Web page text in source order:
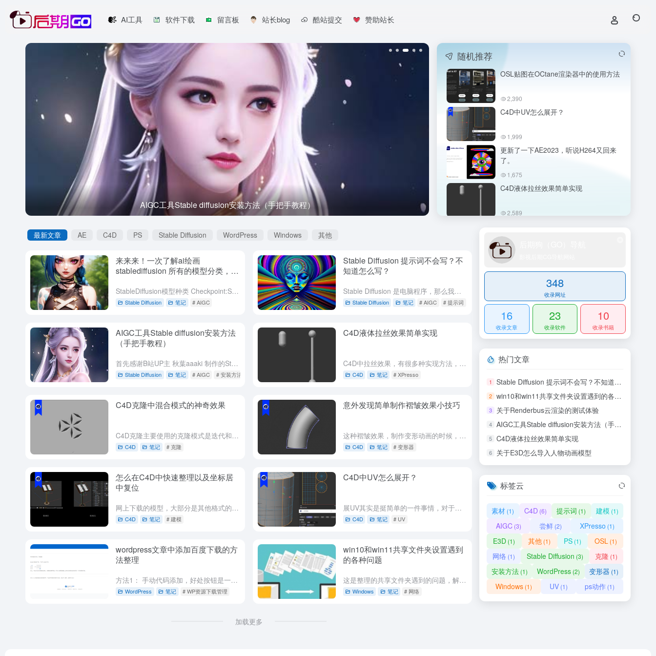
AI工具 软件下载 留言板 站长blog 酷站提交 赞助站长
AIGC工具Stable diffusion安装方法（手把手教程）
随机推荐
OSL贴图在OCtane渲染器中的使用方法
2,390
C4D中UV怎么展开？
1,999
更新了一下AE2023，听说H264又回来
了。
1,675
C4D液体拉丝效果简单实现
2,589
位
1,265
意外发现简单制作褶皱效果小技巧
最新文章 AE C4D PS Stable Diffusion WordPress Windows 其他
来来来！一次了解ai绘画
stablediffusion 所有的模型分类，学
StableDiffusion模型种类 Checkpoint:SD模型 作用：从Stablediffusion基础模型训练出来的，相当于安卓系统的二次开发，主要确定输出方向的大模型（可以片面理解为各种...
Stable Diffusion 笔记 # AIGC
Stable Diffusion 提示词不会写？不
知道怎么写？
Stable Diffusion 是电脑程序，那么我们书写提示词的时候就需要按照一定的规范和格式书写，不然Stable diffusion可能不能真正的理解你的意图，图片生产就不那么准确。 我们经常看...
Stable Diffusion 笔记 # AIGC # 提示词
AIGC工具Stable diffusion安装方法
（手把手教程）
首先感谢B站UP主 秋葉aaaki 制作的Stable diffusion 整合安装包 安装的Stable diffusion 这个款AIGC工具，首先需要确认我们电脑的配置。 显卡：N卡就是英伟达的...
Stable Diffusion 笔记 # AIGC # 安装方法
C4D液体拉丝效果简单实现
C4D中拉丝效果，有很多种实现方法，分享一个可控性非常高的拉丝效果制作方法。 简单分析一下这个效果，可以将拉丝效果理解成，两个物体之间存在一条线，当两个物体距离比较近的时候，中间的线比较粗，随着距离的...
C4D 笔记 # XPresso
C4D克隆中混合模式的神奇效果
C4D克隆主要使用的克隆模式是迭代和随机，混合模式下又会产生什么神奇的效果呢？ 上述效果就是使用混合模式下的克隆效果。 这个效果可以让两个模型混合变形，就好像平时我们使用姿态变形制作点级别变形动画一样...
C4D 笔记 # 克隆
意外发现简单制作褶皱效果小技巧
这种褶皱效果，制作变形动画的时候，可以添加平滑变形器，为你的效果增加细节。 偶然见，发现平滑变形器可以制作这种褶皱的效果。 简单记录一下，这个小技巧，在使用其他效果器后，添加平滑变形器就可以将模型变形...
C4D 笔记 # 变形器
怎么在C4D中快速整理以及坐标居
中复位
网上下载的模型，大部分是其他格式的，或者模型是连接在一起的。上材质的时候，还是选择选取，比较麻烦，今天就梳理一下Cinema 4D中怎么处理连接一起的模型。 提出问题？ 连接的模型怎么分开？ 模型的坐...
C4D 笔记 # 建模
C4D中UV怎么展开？
展UV其实是挺简单的一件事情，对于非模型专业的影视后期和栏目包装的从业人员来说，了解一下展UV的流程，基本上就能应付工作中遇到的大部分项目。
C4D 笔记 # UV
wordpress文章中添加百度下载的方
法整理
方法1： 手动代码添加，好处按钮是一张图片，你可以定制按钮的样式。 在functions.php中添加以下代码 function download($atts, $content = null) { ...
WordPress 笔记 # WP资源下载管理
win10和win11共享文件夹设置遇到
的各种问题
这是整理的共享文件夹遇到的问题，解决办法汇总，大家记得是一个网络下哟。手把手帮你解决各种win10，win11文件共享遇到的问题。每个设置都做了截图教程。 既然共享文件夹，首先我们要开放我们的电脑。 ...
Windows 笔记 # 网络
加载更多
348
收录网址
16
收录文章
23
收录软件
10
收录书籍
热门文章
1 Stable Diffusion 提示词不会写？不知道怎么写？
2 win10和win11共享文件夹设置遇到的各种问题
3 关于Renderbus云渲染的测试体验
4 AIGC工具Stable diffusion安装方法（手把手教程）
5 C4D液体拉丝效果简单实现
6 关于E3D怎么导入人物动画模型
标签云
素材 (1) C4D(6) 提示词 (1) 建模(1)
AIGC(3) 尝鲜(2) XPresso (1)
E3D (1) 其他 (1) PS(1) OSL (1)
网络 (1) Stable Diffusion (3) 克隆 (1)
安装方法(1) WordPress(2) 变形器 (1)
Windows(1) UV(1) ps动作 (1)